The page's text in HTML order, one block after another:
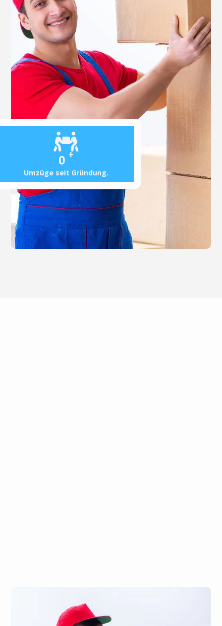
0 +
Umzüge seit Gründung.